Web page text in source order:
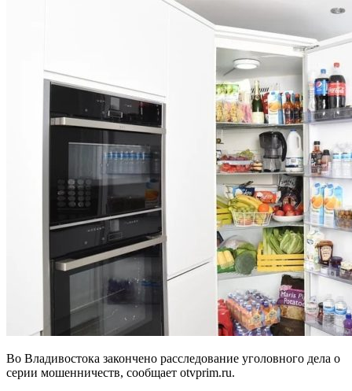
Во Владивостока закончено расследование уголовного дела о
серии мошенничеств, сообщает otvprim.ru.